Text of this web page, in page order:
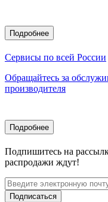
Подробнее
Сервисы по всей России
Обращайтесь за
производителя
Подробнее
Подпишитесь на
распродажи ждут!
Подписаться